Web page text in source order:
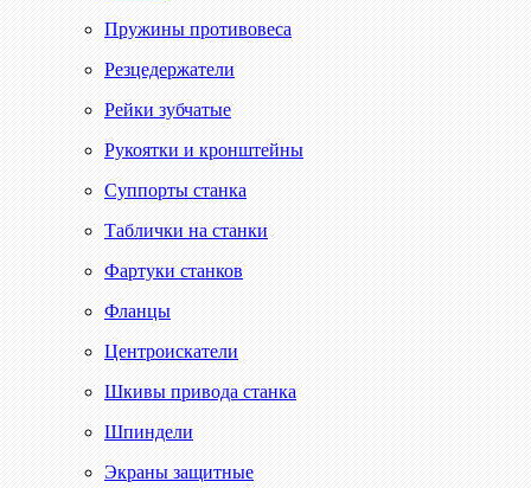
Пружины противовеса
Резцедержатели
Рейки зубчатые
Рукоятки и кронштейны
Суппорты станка
Таблички на станки
Фартуки станков
Фланцы
Центроискатели
Шкивы привода станка
Шпиндели
Экраны защитные